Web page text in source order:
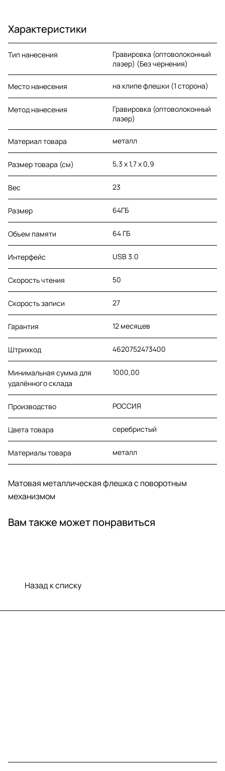
Характеристики
Тип нанесения
Гравировка (оптоволоконный
лазер) (Без чернения)
Место нанесения на клипе флешки (1 сторона)
Метод нанесения
Гравировка (оптоволоконный
лазер)
Материал товара металл
Размер товара (см) 5,3 х 1,7 х 0,9
Вес 23
Размер 64ГБ
Объем памяти 64 ГБ
Интерфейс USB 3.0
Скорость чтения 50
Скорость записи 27
Гарантия 12 месяцев
Штрихкод 4620752473400
Минимальная сумма для
удалённого склада
1000,00
Производство РОССИЯ
Цвета товара серебристый
Материалы товара металл
Матовая металлическая флешка с поворотным
механизмом
Вам также может понравиться
Назад к списку